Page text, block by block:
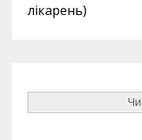
лікарень)